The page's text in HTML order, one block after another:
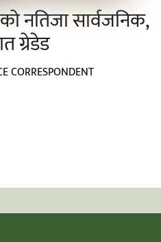
नतिजा सार्वजनिक,
ग्रेडेड
CORRESPONDENT